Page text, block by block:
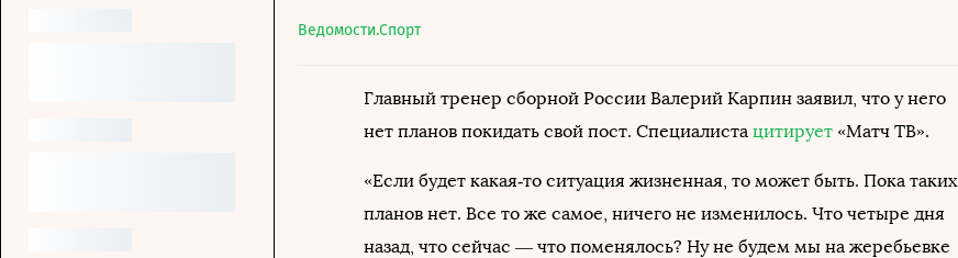
Ведомости.Спорт
Главный тренер сборной России Валерий Карпин заявил, что у него
нет планов покидать свой пост. Специалиста цитирует «Матч ТВ».
«Если будет какая‑то ситуация жизненная, то может быть. Пока таких
планов нет. Все то же самое, ничего не изменилось. Что четыре дня
назад, что сейчас — что поменялось? Ну не будем мы на жеребьевке